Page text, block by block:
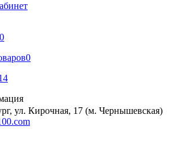
0
0
ул. Кирочная, 17 (м. Чернышевская)